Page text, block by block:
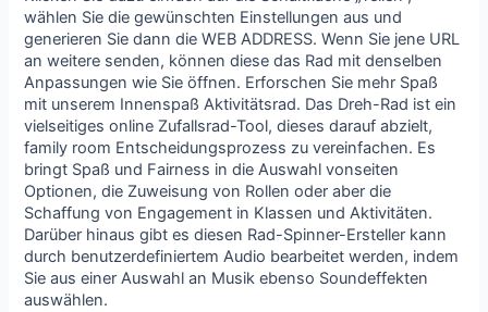
wählen Sie die gewünschten Einstellungen aus und
generieren Sie dann die WEB ADDRESS. Wenn Sie jene URL
an weitere senden, können diese das Rad mit denselben
Anpassungen wie Sie öffnen. Erforschen Sie mehr Spaß
mit unserem Innenspaß Aktivitätsrad. Das Dreh-Rad ist ein
vielseitiges online Zufallsrad-Tool, dieses darauf abzielt,
family room Entscheidungsprozess zu vereinfachen. Es
bringt Spaß und Fairness in die Auswahl vonseiten
Optionen, die Zuweisung von Rollen oder aber die
Schaffung von Engagement in Klassen und Aktivitäten.
Darüber hinaus gibt es diesen Rad-Spinner-Ersteller kann
durch benutzerdefiniertem Audio bearbeitet werden, indem
Sie aus einer Auswahl an Musik ebenso Soundeffekten
auswählen.